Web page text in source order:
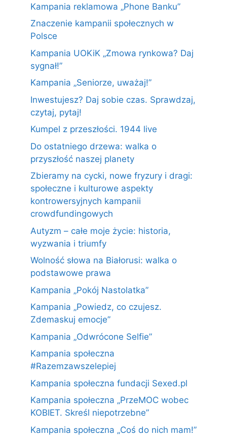
Kampania reklamowa „Phone Banku”
Znaczenie kampanii społecznych w
Polsce
Kampania UOKiK „Zmowa rynkowa? Daj
sygnał!”
Kampania „Seniorze, uważaj!”
Inwestujesz? Daj sobie czas. Sprawdzaj,
czytaj, pytaj!
Kumpel z przeszłości. 1944 live
Do ostatniego drzewa: walka o
przyszłość naszej planety
Zbieramy na cycki, nowe fryzury i dragi:
społeczne i kulturowe aspekty
kontrowersyjnych kampanii
crowdfundingowych
Autyzm – całe moje życie: historia,
wyzwania i triumfy
Wolność słowa na Białorusi: walka o
podstawowe prawa
Kampania „Pokój Nastolatka”
Kampania „Powiedz, co czujesz.
Zdemaskuj emocje”
Kampania „Odwrócone Selfie”
Kampania społeczna
#Razemzawszelepiej
Kampania społeczna fundacji Sexed.pl
Kampania społeczna „PrzeMOC wobec
KOBIET. Skreśl niepotrzebne”
Kampania społeczna „Coś do nich mam!”